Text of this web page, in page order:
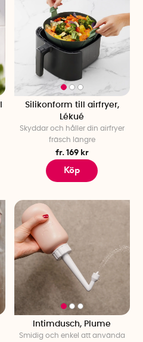
Silikonform till airfryer,
Lékué
Skyddar och håller din airfryer
fräsch längre
fr. 169 kr
Köp
Intimdusch, Plume
Smidig och enkel att använda